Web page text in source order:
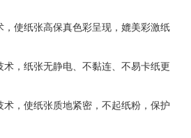
使纸张高保真色彩呈现，媲美彩激纸
，纸张无静电、不黏连、不易卡纸更
，使纸张质地紧密，不起纸粉，保护